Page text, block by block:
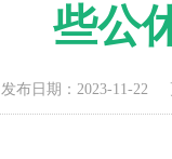
些公
发布日期：2023-11-22